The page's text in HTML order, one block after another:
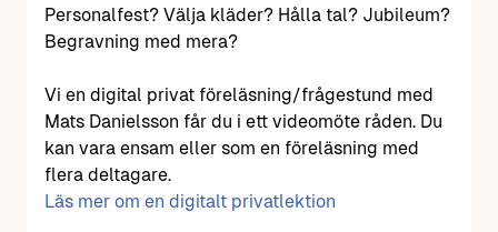
Personalfest? Välja kläder? Hålla tal? Jubileum?
Begravning med mera?
Vi en digital privat föreläsning/frågestund med
Mats Danielsson får du i ett videomöte råden. Du
kan vara ensam eller som en föreläsning med
flera deltagare.
Läs mer om en digitalt privatlektion